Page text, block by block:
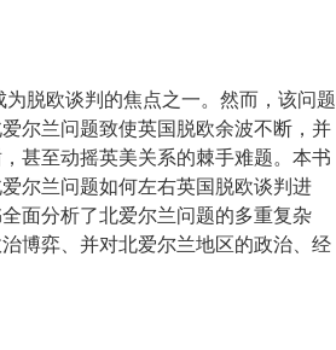
脱欧谈判的焦点之一。然而，该问题
尔兰问题致使英国脱欧余波不断，并
甚至动摇英美关系的棘手难题。本书
尔兰问题如何左右英国脱欧谈判进
面分析了北爱尔兰问题的多重复杂
博弈、并对北爱尔兰地区的政治、经